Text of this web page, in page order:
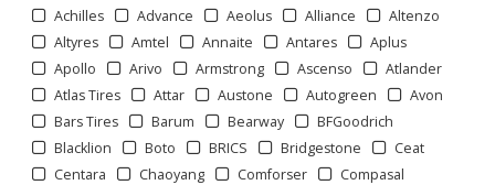
Achilles
Advance Aeolus Alliance
Altenzo
Altyres
Amtel Annaite Antares
Aplus
Apollo
Arivo Armstrong Ascenso
Atlander
Atlas Tires
Attar Austone Autogreen
Avon
Bars Tires
Barum Bearway
BFGoodrich
Blacklion
Boto BRICS Bridgestone
Ceat
Centara
Chaoyang Comforser
Compasal